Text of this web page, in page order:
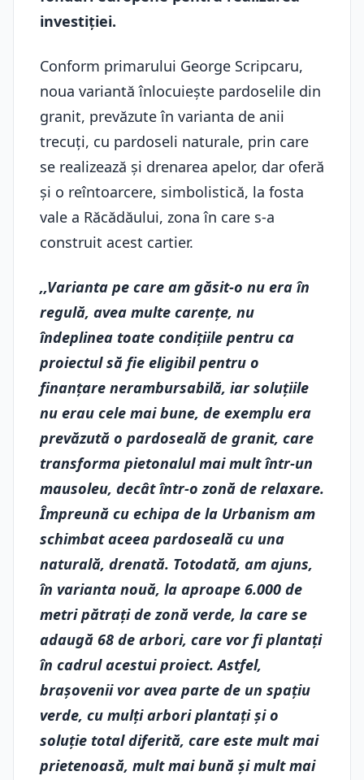
investiției.
Conform primarului George Scripcaru,
noua variantă înlocuiește pardoselile din
granit, prevăzute în varianta de anii
trecuți, cu pardoseli naturale, prin care
se realizează și drenarea apelor, dar oferă
și o reîntoarcere, simbolistică, la fosta
vale a Răcădăului, zona în care s-a
construit acest cartier.
,,Varianta pe care am găsit-o nu era în
regulă, avea multe carențe, nu
îndeplinea toate condițiile pentru ca
proiectul să fie eligibil pentru o
finanțare nerambursabilă, iar soluțiile
nu erau cele mai bune, de exemplu era
prevăzută o pardoseală de granit, care
transforma pietonalul mai mult într-un
mausoleu, decât într-o zonă de relaxare.
Împreună cu echipa de la Urbanism am
schimbat aceea pardoseală cu una
naturală, drenată. Totodată, am ajuns,
în varianta nouă, la aproape 6.000 de
metri pătrați de zonă verde, la care se
adaugă 68 de arbori, care vor fi plantați
în cadrul acestui proiect. Astfel,
brașovenii vor avea parte de un spațiu
verde, cu mulți arbori plantați și o
soluție total diferită, care este mult mai
prietenoasă, mult mai bună și mult mai